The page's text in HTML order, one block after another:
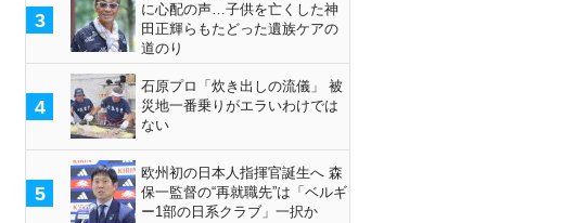
3
に心配の声…子供を亡くした神
田正輝らもたどった遺族ケアの
道のり
4
石原プロ「炊き出しの流儀」 被
災地一番乗りがエラいわけでは
ない
5
欧州初の日本人指揮官誕生へ 森
保一監督の“再就職先”は「ベルギ
ー1部の日系クラブ」一択か